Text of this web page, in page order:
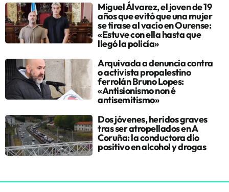
Miguel Álvarez, el joven de 19
años que evitó que una mujer
se tirase al vacío en Ourense:
«Estuve con ella hasta que
llegó la policía»
Arquivada a denuncia contra
o activista propalestino
ferrolán Bruno Lopes:
«Antisionismo non é
antisemitismo»
Dos jóvenes, heridos graves
tras ser atropellados en A
Coruña: la conductora dio
positivo en alcohol y drogas